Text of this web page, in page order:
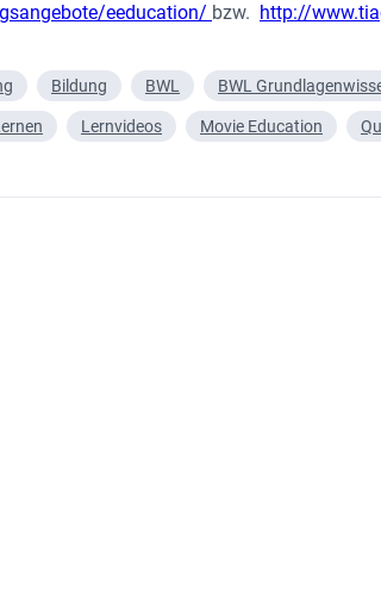
eeducation/ bzw. http://
Bildung BWL BWL
Lernvideos Movie Education